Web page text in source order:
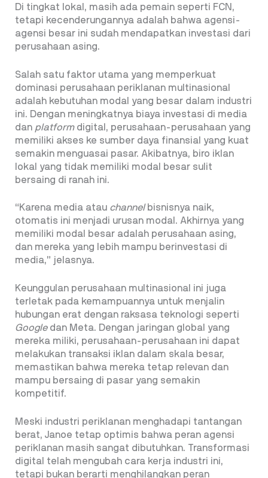
Di tingkat lokal, masih ada pemain seperti FCN,
tetapi kecenderungannya adalah bahwa agensi-
agensi besar ini sudah mendapatkan investasi dari
perusahaan asing.
Salah satu faktor utama yang memperkuat
dominasi perusahaan periklanan multinasional
adalah kebutuhan modal yang besar dalam industri
ini. Dengan meningkatnya biaya investasi di media
dan platform digital, perusahaan-perusahaan yang
memiliki akses ke sumber daya finansial yang kuat
semakin menguasai pasar. Akibatnya, biro iklan
lokal yang tidak memiliki modal besar sulit
bersaing di ranah ini.
“Karena media atau channel bisnisnya naik,
otomatis ini menjadi urusan modal. Akhirnya yang
memiliki modal besar adalah perusahaan asing,
dan mereka yang lebih mampu berinvestasi di
media,” jelasnya.
Keunggulan perusahaan multinasional ini juga
terletak pada kemampuannya untuk menjalin
hubungan erat dengan raksasa teknologi seperti
Google dan Meta. Dengan jaringan global yang
mereka miliki, perusahaan-perusahaan ini dapat
melakukan transaksi iklan dalam skala besar,
memastikan bahwa mereka tetap relevan dan
mampu bersaing di pasar yang semakin
kompetitif.
Meski industri periklanan menghadapi tantangan
berat, Janoe tetap optimis bahwa peran agensi
periklanan masih sangat dibutuhkan. Transformasi
digital telah mengubah cara kerja industri ini,
tetapi bukan berarti menghilangkan peran